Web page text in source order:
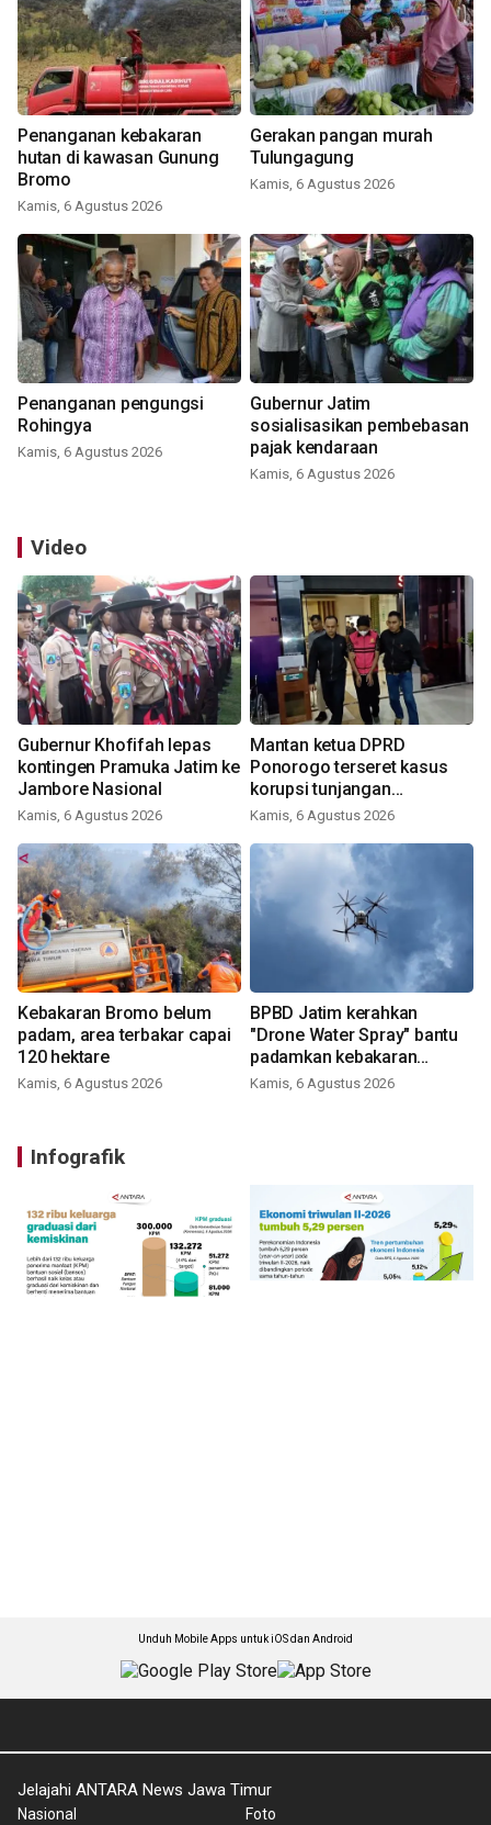
Penanganan kebakaran
hutan di kawasan Gunung
Bromo
Kamis, 6 Agustus 2026
Gerakan pangan murah
Tulungagung
Kamis, 6 Agustus 2026
Penanganan pengungsi
Rohingya
Kamis, 6 Agustus 2026
Gubernur Jatim
sosialisasikan pembebasan
pajak kendaraan
Kamis, 6 Agustus 2026
Video
Gubernur Khofifah lepas
kontingen Pramuka Jatim ke
Jambore Nasional
Kamis, 6 Agustus 2026
Mantan ketua DPRD
Ponorogo terseret kasus
korupsi tunjangan
perumahan
Kamis, 6 Agustus 2026
Kebakaran Bromo belum
padam, area terbakar capai
120 hektare
Kamis, 6 Agustus 2026
BPBD Jatim kerahkan
"Drone Water Spray" bantu
padamkan kebakaran
Bromo
Kamis, 6 Agustus 2026
Infografik
Unduh Mobile Apps untuk iOS dan Android
Jelajahi ANTARA News Jawa Timur
Nasional Foto